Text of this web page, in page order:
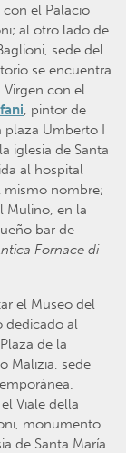
el Palacio
al otro lado de
sede del
se encuentra
Virgen con el
, pintor de
plaza Umberto I
iglesia de Santa
al hospital
mismo nombre;
Mulino, en la
bar de
Fornace di
el Museo del
dedicado al
de la
Malizia, sede
Viale della
monumento
de Santa María